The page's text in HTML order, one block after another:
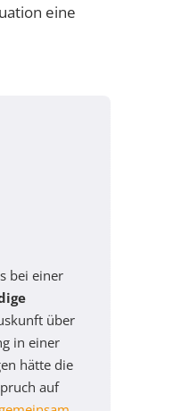
eine
bei einer
über
in einer
hätte die
auf